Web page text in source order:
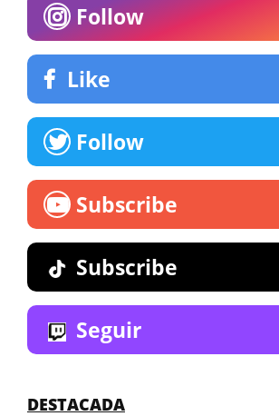
Follow
Like
Follow
Subscribe
Subscribe
Seguir
DESTACADA